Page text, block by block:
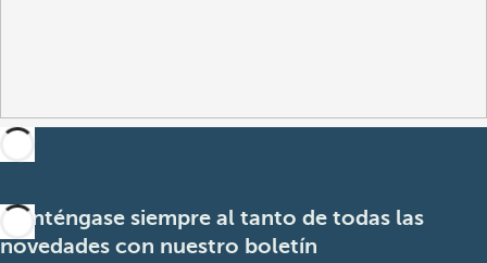
Manténgase siempre al tanto de todas las
novedades con nuestro boletín